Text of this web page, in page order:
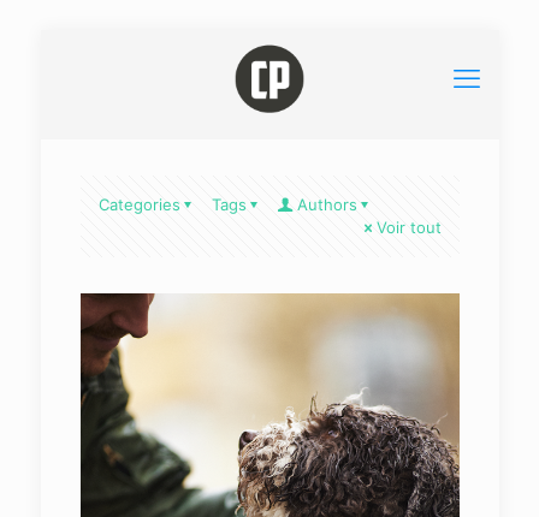
Categories Tags
Authors
Voir tout